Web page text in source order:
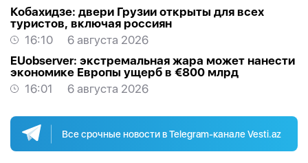
Кобахидзе: двери Грузии открыты для всех
туристов, включая россиян
16:10
6 августа 2026
EUobserver: экстремальная жара может нанести
экономике Европы ущерб в €800 млрд
16:01
6 августа 2026
Все срочные новости в Telegram-канале Vesti.az